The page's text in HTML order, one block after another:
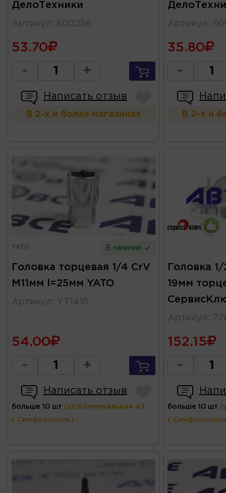
ДелоТехники
Артикул : 600256
53.70
- +
Написать отзыв
В 2-х и более магазинах
Артикул :
35.80
-
В 2-х и
YATO В наличии
Головка торцевая 1/4 CrV
М11мм l=25мм YATO
Артикул : YT1410
54.00
- +
Написать отзыв
больше 10 шт (ул.Коммунальная 43,
г.Симферополь)
Головка
19мм
Артикул :
152.15
-
больше 10 шт